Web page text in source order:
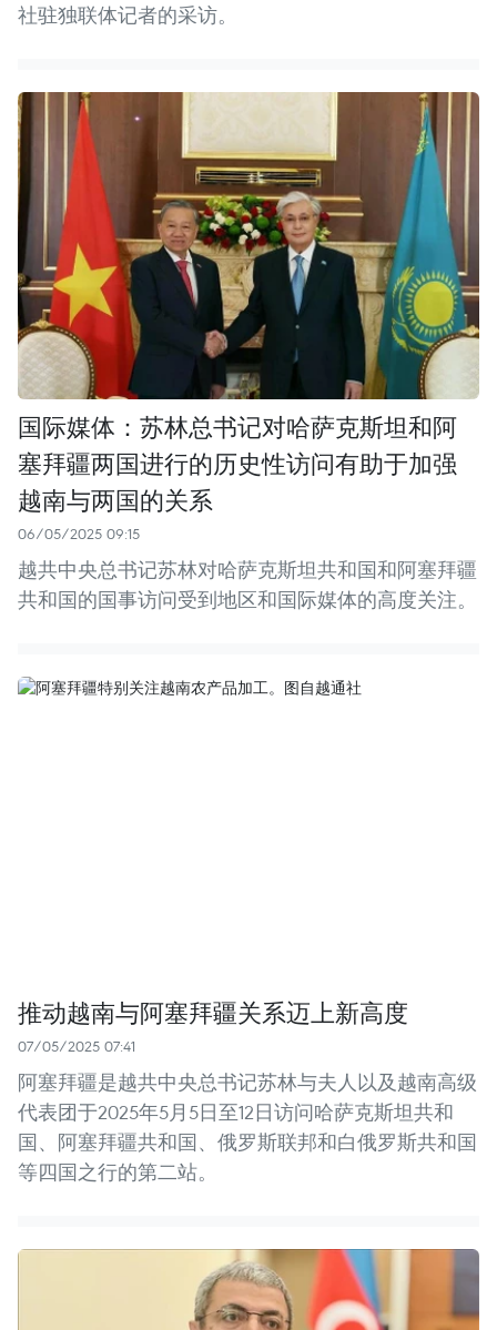
社驻独联体记者的采访。
国际媒体：苏林总书记对哈萨克斯坦和阿
塞拜疆两国进行的历史性访问有助于加强
越南与两国的关系
06/05/2025 09:15
越共中央总书记苏林对哈萨克斯坦共和国和阿塞拜疆
共和国的国事访问受到地区和国际媒体的高度关注。
推动越南与阿塞拜疆关系迈上新高度
07/05/2025 07:41
阿塞拜疆是越共中央总书记苏林与夫人以及越南高级
代表团于2025年5月5日至12日访问哈萨克斯坦共和
国、阿塞拜疆共和国、俄罗斯联邦和白俄罗斯共和国
等四国之行的第二站。